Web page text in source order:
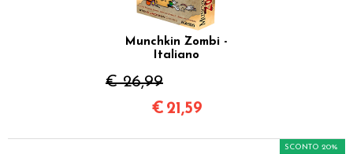
Munchkin Zombi -
Italiano
€ 26,99
€ 21,59
SCONTO 20%